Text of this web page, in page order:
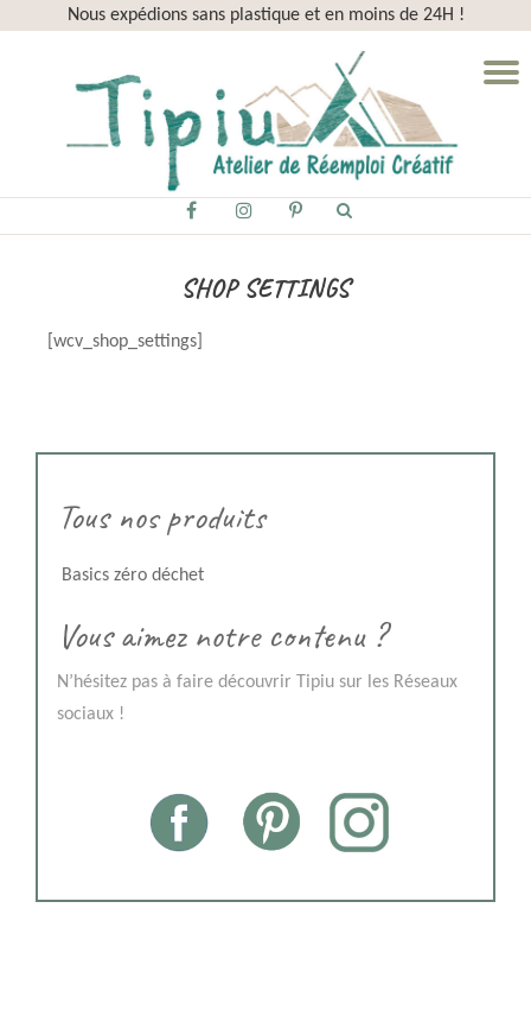
Nous expédions sans plastique et en moins de 24H !
fa-
fa-
fa-
p
SHOP SETTINGS
[wcv_shop_settings]
Tous nos produits
Basics zéro déchet
Vous aimez notre contenu ?
N’hésitez pas à faire découvrir Tipiu sur les Réseaux
sociaux !